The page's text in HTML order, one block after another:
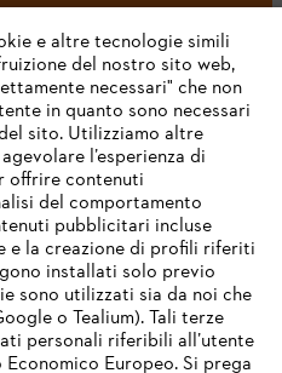
#STIHL
e altre tecnologie simili
del nostro sito web,
necessari" che non
in quanto sono necessari
sito. Utilizziamo altre
l’esperienza di
offrire contenuti
del comportamento
pubblicitari incluse
e la creazione di profili riferiti
installati solo previo
sono utilizzati sia da noi che
o Tealium). Tali terze
personali riferibili all’utente
Europeo. Si prega